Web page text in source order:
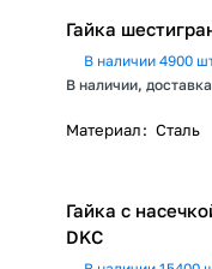
Гайка
В наличии 4900
В наличии,
Материал: Сталь
Гайка с
DKC